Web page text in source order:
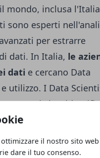
il nostro sito
dare il tuo consenso.
mondo, inclusa
sono esperti
per estrarre
dati. In Italia, le
dati e cercano Data
utilizzo. I Data
e prescrittive,
informazioni
migliorare
servizi.